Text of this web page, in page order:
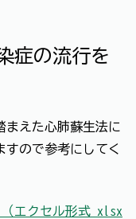
症の流行を
まえた心肺蘇生法に
ので参考にしてく
（エクセル形式 xlsx